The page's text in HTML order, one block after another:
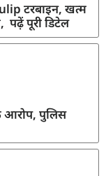
टरबाइन, खत्म
पढ़ें पूरी डिटेल
आरोप, पुलिस